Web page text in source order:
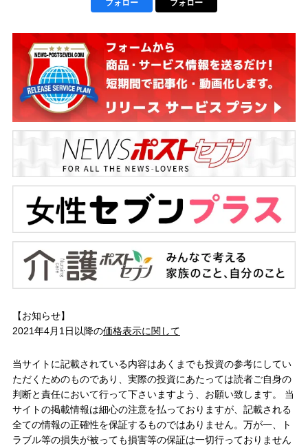
フォロー フォロー
【お知らせ】
2021年4月1日以降の価格表示に関して
当サイトに記載されている内容はあくまでも投資の参考にしてい
ただくためのものであり、実際の投資にあたっては読者ご自身の
判断と責任において行って下さいますよう、お願い致します。 当
サイトの掲載情報は細心の注意を払っておりますが、記載される
全ての情報の正確性を保証するものではありません。万が一、ト
ラブル等の損失が被っても損害等の保証は一切行っておりません